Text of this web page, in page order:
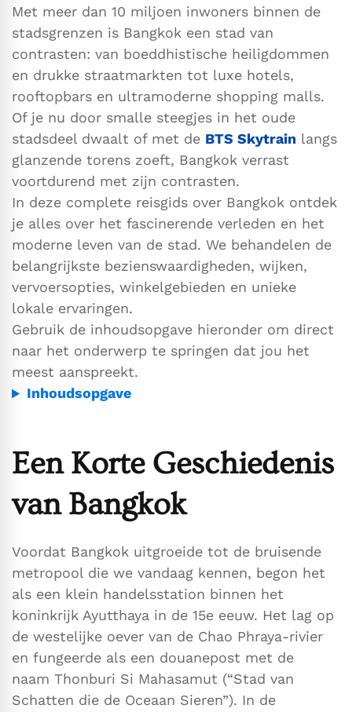
Met meer dan 10 miljoen inwoners binnen de
stadsgrenzen is Bangkok een stad van
contrasten: van boeddhistische heiligdommen
en drukke straatmarkten tot luxe hotels,
rooftopbars en ultramoderne shopping malls.
Of je nu door smalle steegjes in het oude
stadsdeel dwaalt of met de BTS Skytrain langs
glanzende torens zoeft, Bangkok verrast
voortdurend met zijn contrasten.
In deze complete reisgids over Bangkok ontdek
je alles over het fascinerende verleden en het
moderne leven van de stad. We behandelen de
belangrijkste bezienswaardigheden, wijken,
vervoersopties, winkelgebieden en unieke
lokale ervaringen.
Gebruik de inhoudsopgave hieronder om direct
naar het onderwerp te springen dat jou het
meest aanspreekt.
Inhoudsopgave
Een Korte Geschiedenis
van Bangkok
Voordat Bangkok uitgroeide tot de bruisende
metropool die we vandaag kennen, begon het
als een klein handelsstation binnen het
koninkrijk Ayutthaya in de 15e eeuw. Het lag op
de westelijke oever van de Chao Phraya-rivier
en fungeerde als een douanepost met de
naam Thonburi Si Mahasamut (“Stad van
Schatten die de Oceaan Sieren”). In de